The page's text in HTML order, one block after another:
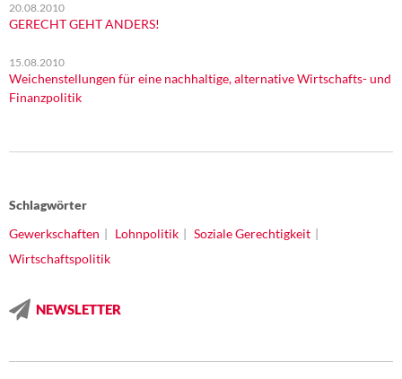
20.08.2010
GERECHT GEHT ANDERS!
15.08.2010
Weichenstellungen für eine nachhaltige, alternative Wirtschafts- und
Finanzpolitik
Schlagwörter
Gewerkschaften
Lohnpolitik
Soziale Gerechtigkeit
Wirtschaftspolitik
NEWSLETTER